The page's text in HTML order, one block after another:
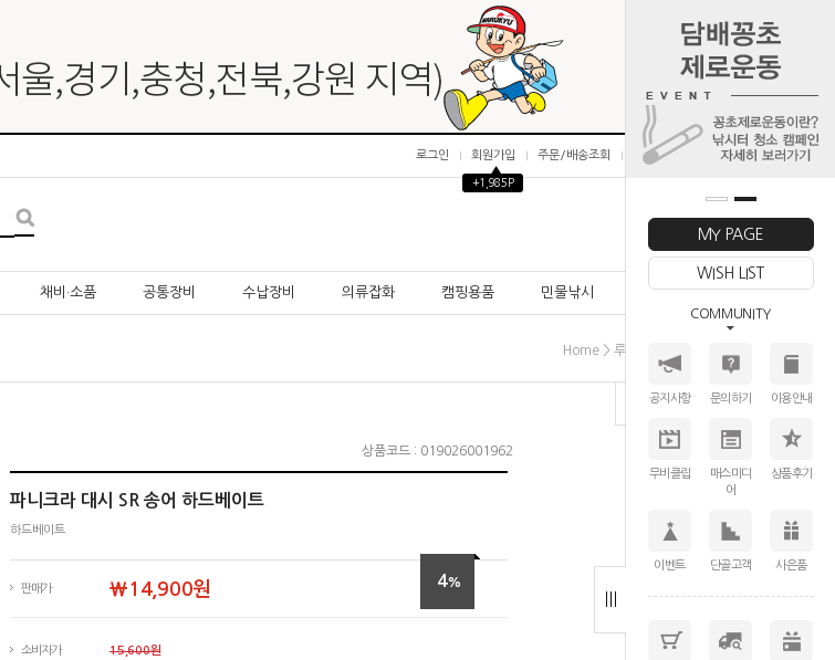
MY PAGE
WISH LIST
COMMUNITY
공지사항 문의하기 이용안내
무비클립
매스미디
어
상품후기
이벤트 단골고객 사은품
로그인 회원가입
▲
+1,985P
주문/배송조회 마이페이지
채비·소품 공통장비 수납장비 의류잡화 캠핑용품 민물낚시 바다낚시
Home > 루어│미끼
상품코드 : 019026001962
파니크라 대시 SR 송어 하드베이트
하드베이트
판매가 ￦14,900원 4%
소비자가 15,600원